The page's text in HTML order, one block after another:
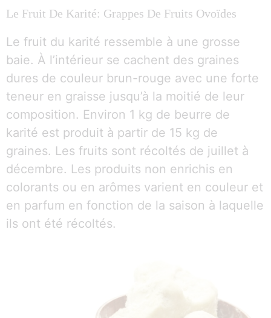
Le Fruit De Karité: Grappes De Fruits Ovoïdes
Le fruit du karité ressemble à une grosse
baie. À l’intérieur se cachent des graines
dures de couleur brun-rouge avec une forte
teneur en graisse jusqu’à la moitié de leur
composition. Environ 1 kg de beurre de
karité est produit à partir de 15 kg de
graines. Les fruits sont récoltés de juillet à
décembre. Les produits non enrichis en
colorants ou en arômes varient en couleur et
en parfum en fonction de la saison à laquelle
ils ont été récoltés.